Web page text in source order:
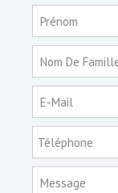
Prénom
Nom De
E-Mail
Téléphone
Message